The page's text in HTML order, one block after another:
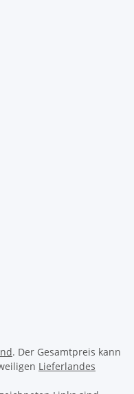
. Der Gesamtpreis kann
Lieferlandes